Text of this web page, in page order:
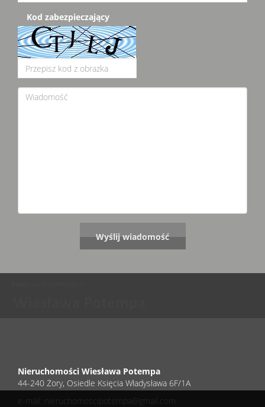
Kod zabezpieczający
Nieruchomości Wiesława Potempa
44-240 Żory, Osiedle Księcia Władysława 6F/1A
e-mail: nieruchomoscipotempa@gmail.com